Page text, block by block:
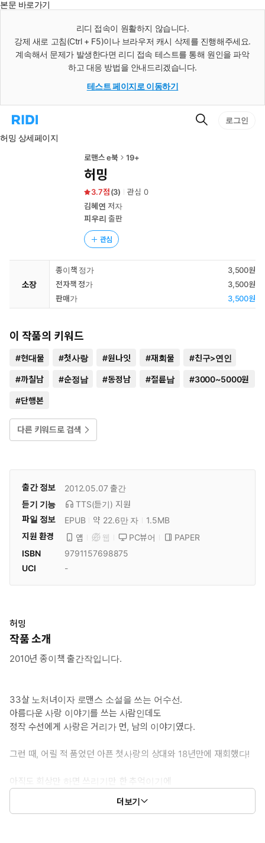
본문 바로가기
리디 접속이 원활하지 않습니다.
강제 새로 고침(Ctrl + F5)이나 브라우저 캐시 삭제를 진행해주세요.
계속해서 문제가 발생한다면 리디 접속 테스트를 통해 원인을 파악
하고 대응 방법을 안내드리겠습니다.
테스트 페이지로 이동하기
리
홈
검
로그인
허밍 상세페이지
로맨스 e북 19+
허밍
3.7 (3) 관심 0
김혜연 저자
피우리 출판
관심
소장
종이책 정가
3,500원
전자책 정가
3,500원
판매가
3,500원
이 작품의 키워드
#현대물 #첫사랑 #원나잇 #재회물 #친구>연인
#까칠남 #순정남 #동정남 #절륜남 #3000~5000원
#단행본
다른 키워드로 검색
출간 정보 2012.05.07 출간
듣기 기능
TTS(듣기) 지원
파일 정보
EPUB 약 22.6만 자
1.5MB
지원 환경
앱 웹 PC뷰어
PAPER
ISBN
9791157698875
UCI
-
허밍
작품 소개
2010년 종이책 출간작입니다.
33살 노처녀이자 로맨스 소설을 쓰는 어수선.
아름다운 사랑 이야기를 쓰는 사람인데도
정작 수선에게 사랑은 거리가 먼, 남의 이야기였다.
그런 때, 어릴 적 품었던 아픈 첫사랑의 상대와 18년만에 재회했다!
아직도 회상만 하면 쓰리기만 한 추억이기에
재회의 순간이 아름다울 리가 있을까?
그저 녀석은 여전히 잘났구나, 라는 확인만 했었는데
더보기